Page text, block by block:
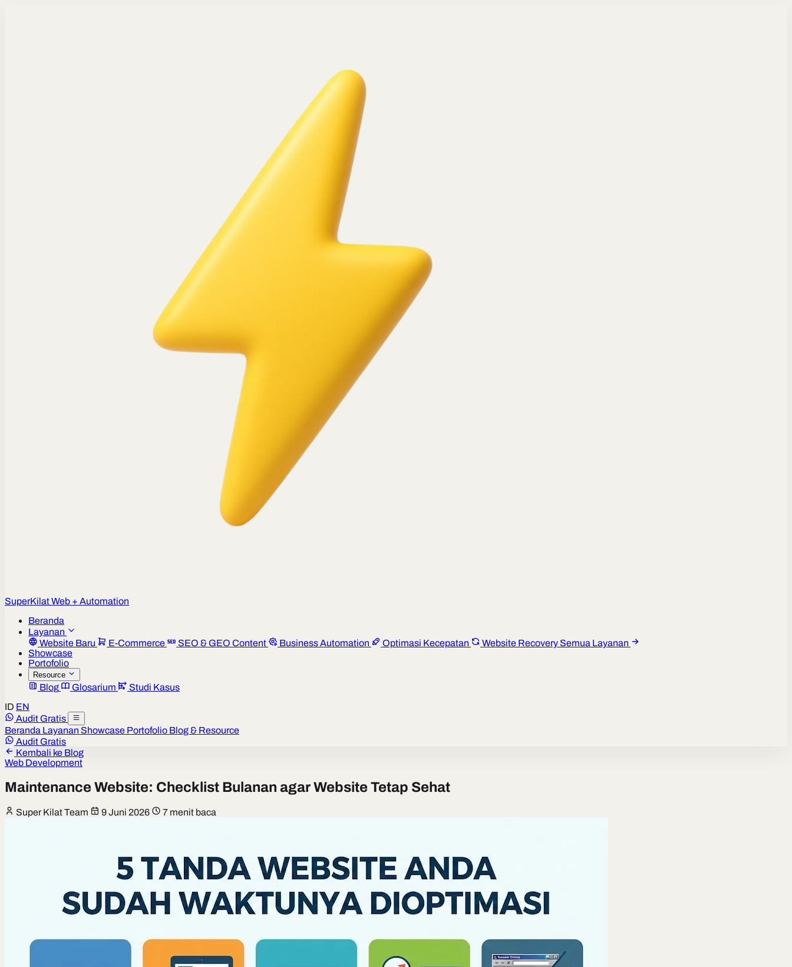
SuperKilatWeb + Automation
Beranda
Layanan
Website Baru
E-Commerce SEO & GEO Content Business Automation Optimasi Kecepatan Website Recovery Semua Layanan
Showcase
Portofolio
Resource
Blog Glosarium
Studi Kasus
ID EN
Audit Gratis
Beranda Layanan Showcase Portofolio Blog & Resource
Audit Gratis
Kembali ke Blog
Web Development
Maintenance Website: Checklist Bulanan agar Website Tetap Sehat
Super Kilat Team 9 Juni 2026 7 menit baca